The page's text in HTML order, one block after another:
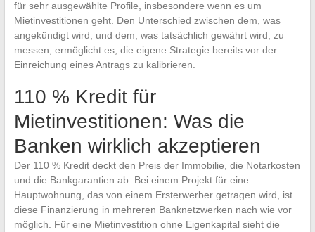
für sehr ausgewählte Profile, insbesondere wenn es um
Mietinvestitionen geht. Den Unterschied zwischen dem, was
angekündigt wird, und dem, was tatsächlich gewährt wird, zu
messen, ermöglicht es, die eigene Strategie bereits vor der
Einreichung eines Antrags zu kalibrieren.
110 % Kredit für
Mietinvestitionen: Was die
Banken wirklich akzeptieren
Der 110 % Kredit deckt den Preis der Immobilie, die Notarkosten
und die Bankgarantien ab. Bei einem Projekt für eine
Hauptwohnung, das von einem Ersterwerber getragen wird, ist
diese Finanzierung in mehreren Banknetzwerken nach wie vor
möglich. Für eine Mietinvestition ohne Eigenkapital sieht die